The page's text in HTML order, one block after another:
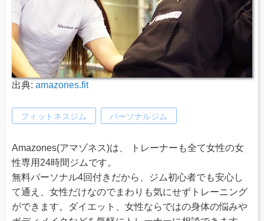
出典: amazones.fit
フィットネスジム パーソナルジム
Amazones(アマゾネス)は、 トレーナーも全て女性の女
性専用24時間ジムです。
無料パーソナル4回付きだから、ジム初心者でも安心し
て通え、女性だけなのでまわりも気にせずトレーニング
ができます。ダイエット、女性ならではの身体の悩みや